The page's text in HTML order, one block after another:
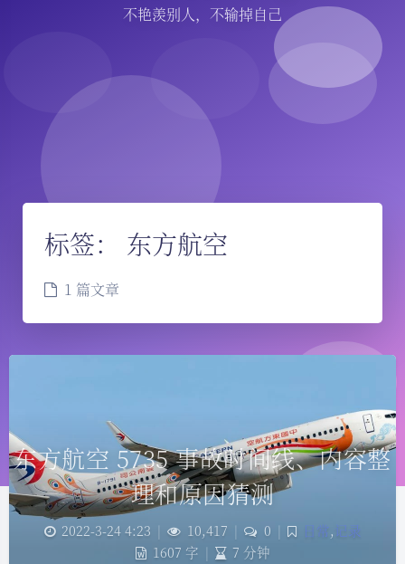
不艳羡别人，不输掉自己
夜间模式
Sans Serif
标签： 东方航空
1 篇文章
东方航空 5735 事故时间线、内容整
理和原因猜测
2022-3-24 4:23 | 10,417 | 0 | 日常,记录
1607 字 | 7 分钟